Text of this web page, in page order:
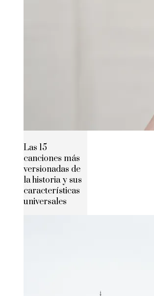
Las 15
canciones más
versionadas de
la historia y sus
características
universales